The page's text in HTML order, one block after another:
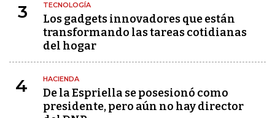
3 TECNOLOGÍA
Los gadgets innovadores que están
transformando las tareas cotidianas
del hogar
4 HACIENDA
De la Espriella se posesionó como
presidente, pero aún no hay director